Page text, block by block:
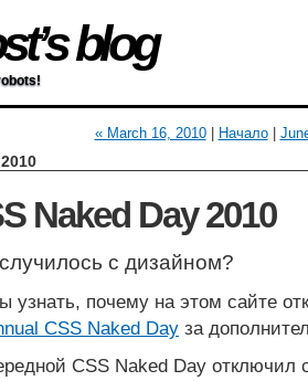
blog
« March 16, 2010| Начало|
Naked Day 2010
с дизайном?
узнать, почему на этом сайте
CSS Naked Day за
CSS Naked Day отключил